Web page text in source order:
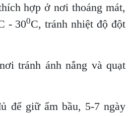
hợp ở nơi thoáng mát,
- 300C, tránh nhiệt độ đột
tránh ánh nắng và quạt
để giữ ẩm bầu, 5-7 ngày